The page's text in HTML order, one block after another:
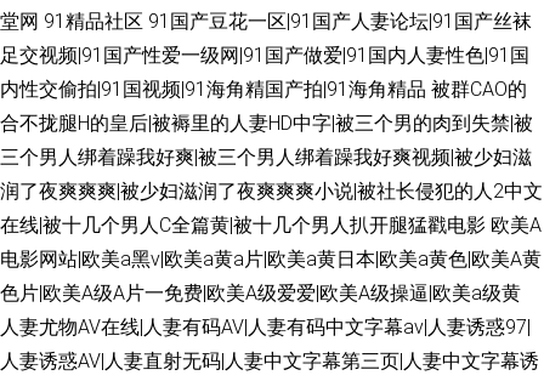
堂网 91精品社区 91国产豆花一区|91国产人妻论坛|91国产丝袜
足交视频|91国产性爱一级网|91国产做爱|91国内人妻性色|91国
内性交偷拍|91国视频|91海角精国产拍|91海角精品 被群CAO的
合不拢腿H的皇后|被褥里的人妻HD中字|被三个男的肉到失禁|被
三个男人绑着躁我好爽|被三个男人绑着躁我好爽视频|被少妇滋
润了夜爽爽爽|被少妇滋润了夜爽爽爽小说|被社长侵犯的人2中文
在线|被十几个男人C全篇黄|被十几个男人扒开腿猛戳电影 欧美A
电影网站|欧美a黑v|欧美a黄a片|欧美a黄日本|欧美a黄色|欧美A黄
色片|欧美A级A片一免费|欧美A级爱爱|欧美A级操逼|欧美a级黄
人妻尤物AV在线|人妻有码AV|人妻有码中文字幕av|人妻诱惑97|
人妻诱惑AV|人妻直射无码|人妻中文字幕第三页|人妻中文字幕诱